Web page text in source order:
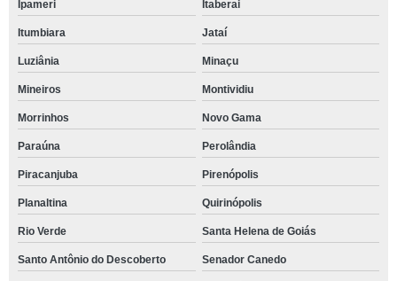
Ipameri Itaberai
Itumbiara Jataí
Luziânia Minaçu
Mineiros Montividiu
Morrinhos Novo Gama
Paraúna Perolândia
Piracanjuba Pirenópolis
Planaltina Quirinópolis
Rio Verde Santa Helena de Goiás
Santo Antônio do Descoberto Senador Canedo